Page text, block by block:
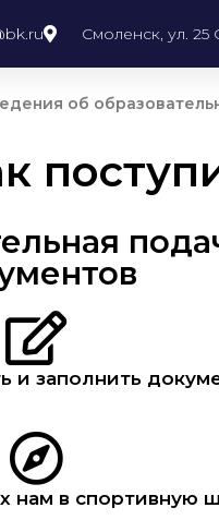
Смоленск, ул. 25
об
и заполнить
нам в спортивную